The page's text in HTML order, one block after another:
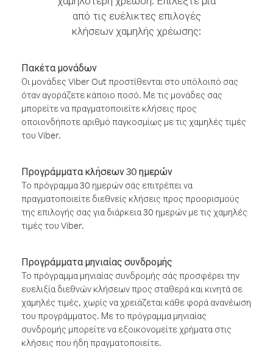
από τις ευέλικτες επιλογές
κλήσεων χαμηλής χρέωσης:
Πακέτα μονάδων
Οι μονάδες Viber Out προστίθενται στο υπόλοιπό σας
όταν αγοράζετε κάποιο ποσό. Με τις μονάδες σας
μπορείτε να πραγματοποιείτε κλήσεις προς
οποιονδήποτε αριθμό παγκοσμίως με τις χαμηλές τιμές
του Viber.
Προγράμματα κλήσεων 30 ημερών
Το πρόγραμμα 30 ημερών σάς επιτρέπει να
πραγματοποιείτε διεθνείς κλήσεις προς προορισμούς
της επιλογής σας για διάρκεια 30 ημερών με τις χαμηλές
τιμές του Viber.
Προγράμματα μηνιαίας συνδρομής
Το πρόγραμμα μηνιαίας συνδρομής σάς προσφέρει την
ευελιξία διεθνών κλήσεων προς σταθερά και κινητά σε
χαμηλές τιμές, χωρίς να χρειάζεται κάθε φορά ανανέωση
του προγράμματος. Με το πρόγραμμα μηνιαίας
συνδρομής μπορείτε να εξοικονομείτε χρήματα στις
κλήσεις που ήδη πραγματοποιείτε.